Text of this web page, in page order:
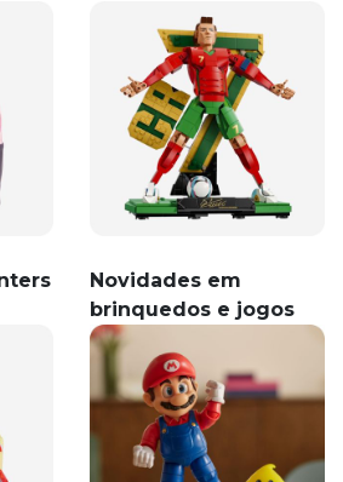
Novidades em
brinquedos e jogos